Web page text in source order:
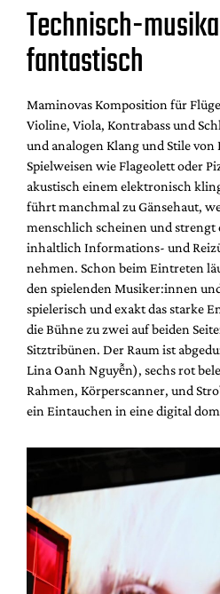
Technisch-
fantastisch
Maminovas Komposition für
Violine, Viola, Kontrabass und
und analogen Klang und Stile von
Spielweisen wie Flageolett oder
akustisch einem elektronisch
führt manchmal zu Gänsehaut,
menschlich scheinen und strengt
inhaltlich Informations- und
nehmen. Schon beim Eintreten
den spielenden Musiker:innen
spielerisch und exakt das starke
die Bühne zu zwei auf beiden
Sitztribünen. Der Raum ist
Lina Oanh Nguyễn), sechs rot
Rahmen, Körperscanner, und
ein Eintauchen in eine digital